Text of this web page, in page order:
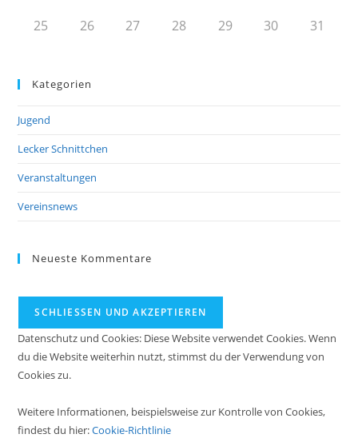
25 26 27 28 29 30 31
Kategorien
Jugend
Lecker Schnittchen
Veranstaltungen
Vereinsnews
Neueste Kommentare
Datenschutz und Cookies: Diese Website verwendet Cookies. Wenn
du die Website weiterhin nutzt, stimmst du der Verwendung von
Cookies zu.
Weitere Informationen, beispielsweise zur Kontrolle von Cookies,
findest du hier:Cookie-Richtlinie